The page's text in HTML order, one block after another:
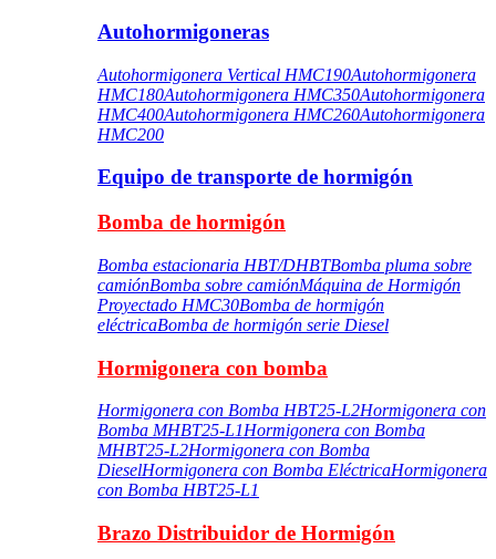
Autohormigoneras
Autohormigonera Vertical HMC190Autohormigonera
HMC180Autohormigonera HMC350Autohormigonera
HMC400Autohormigonera HMC260Autohormigonera
HMC200
Equipo de transporte de hormigón
Bomba de hormigón
Bomba estacionaria HBT/DHBTBomba pluma sobre
camiónBomba sobre camiónMáquina de Hormigón
Proyectado HMC30Bomba de hormigón
eléctricaBomba de hormigón serie Diesel
Hormigonera con bomba
Hormigonera con Bomba HBT25-L2Hormigonera con
Bomba MHBT25-L1Hormigonera con Bomba
MHBT25-L2Hormigonera con Bomba
DieselHormigonera con Bomba EléctricaHormigonera
con Bomba HBT25-L1
Brazo Distribuidor de Hormigón